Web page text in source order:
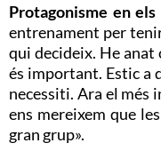
Protagonisme en
entrenament per
qui decideix. He
és important. Estic a
necessiti. Ara el més
ens mereixem que
gran grup».